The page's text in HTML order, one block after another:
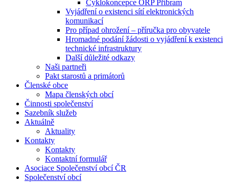
Cyklokoncepce ORP Příbram
Vyjádření o existenci sítí elektronických
komunikací
Pro případ ohrožení – příručka pro obyvatele
Hromadné podání žádosti o vyjádření k existenci
technické infrastruktury
Další důležité odkazy
Naši partneři
Pakt starostů a primátorů
Členské obce
Mapa členských obcí
Činnosti společenství
Sazebník služeb
Aktuálně
Aktuality
Kontakty
Kontakty
Kontaktní formulář
Asociace Společenství obcí ČR
Společenství obcí